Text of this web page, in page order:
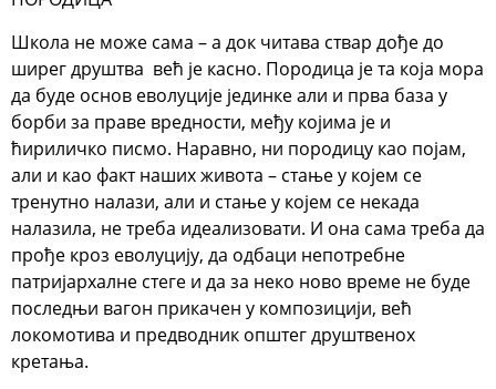
Школа не може сама – а док читава ствар дође до
ширег друштва већ је касно. Породица је та која мора
да буде основ еволуције јединке али и прва база у
борби за праве вредности, међу којима је и
ћириличко писмо. Наравно, ни породицу као појам,
али и као факт наших живота – стање у којем се
тренутно налази, али и стање у којем се некада
налазила, не треба идеализовати. И она сама треба да
прође кроз еволуцију, да одбаци непотребне
патријархалне стеге и да за неко ново време не буде
последњи вагон прикачен у композицији, већ
локомотива и предводник општег друштвенох
кретања.